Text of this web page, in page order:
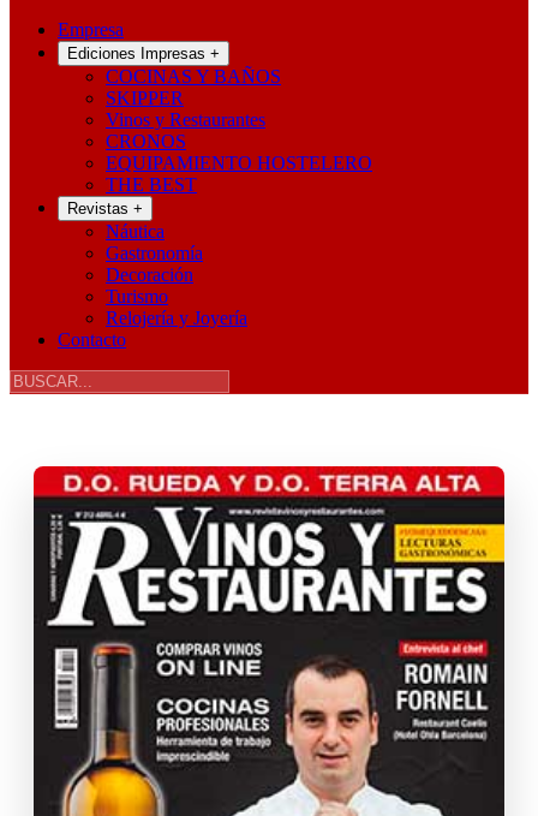
Empresa
Ediciones Impresas +
COCINAS Y BAÑOS
SKIPPER
Vinos y Restaurantes
CRONOS
EQUIPAMIENTO HOSTELERO
THE BEST
Revistas +
Náutica
Gastronomía
Decoración
Turismo
Relojería y Joyería
Contacto